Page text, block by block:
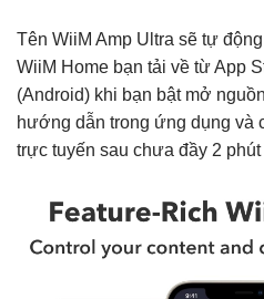
Tên WiiM Amp Ultra sẽ tự
WiiM Home bạn tải về từ App
(Android) khi bạn bật mở
hướng dẫn trong ứng dụng và
trực tuyến sau chưa đầy 2 phút